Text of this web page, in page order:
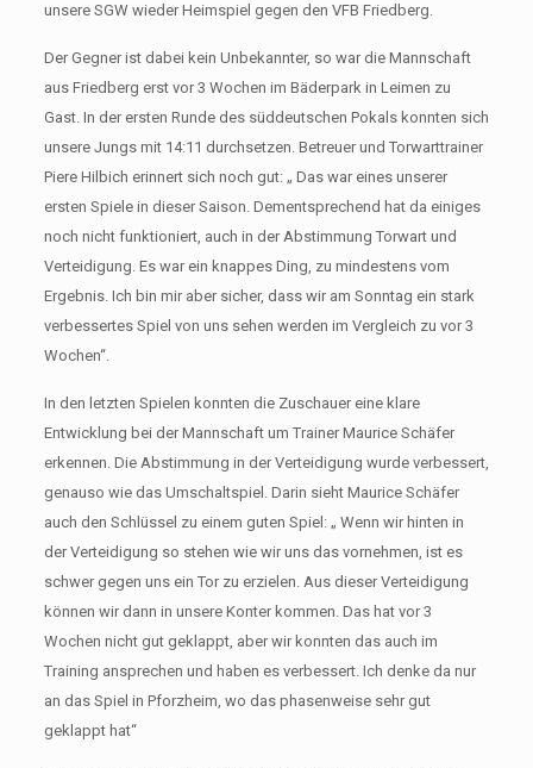
unsere SGW wieder Heimspiel gegen den VFB Friedberg.
Der Gegner ist dabei kein Unbekannter, so war die Mannschaft
aus Friedberg erst vor 3 Wochen im Bäderpark in Leimen zu
Gast. In der ersten Runde des süddeutschen Pokals konnten sich
unsere Jungs mit 14:11 durchsetzen. Betreuer und Torwarttrainer
Piere Hilbich erinnert sich noch gut: „ Das war eines unserer
ersten Spiele in dieser Saison. Dementsprechend hat da einiges
noch nicht funktioniert, auch in der Abstimmung Torwart und
Verteidigung. Es war ein knappes Ding, zu mindestens vom
Ergebnis. Ich bin mir aber sicher, dass wir am Sonntag ein stark
verbessertes Spiel von uns sehen werden im Vergleich zu vor 3
Wochen“.
In den letzten Spielen konnten die Zuschauer eine klare
Entwicklung bei der Mannschaft um Trainer Maurice Schäfer
erkennen. Die Abstimmung in der Verteidigung wurde verbessert,
genauso wie das Umschaltspiel. Darin sieht Maurice Schäfer
auch den Schlüssel zu einem guten Spiel: „ Wenn wir hinten in
der Verteidigung so stehen wie wir uns das vornehmen, ist es
schwer gegen uns ein Tor zu erzielen. Aus dieser Verteidigung
können wir dann in unsere Konter kommen. Das hat vor 3
Wochen nicht gut geklappt, aber wir konnten das auch im
Training ansprechen und haben es verbessert. Ich denke da nur
an das Spiel in Pforzheim, wo das phasenweise sehr gut
geklappt hat“